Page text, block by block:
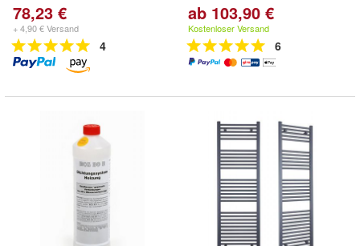
78,23 €
+ 4,90 € Versand
4
ab 103,90 €
Kostenloser Versand
6